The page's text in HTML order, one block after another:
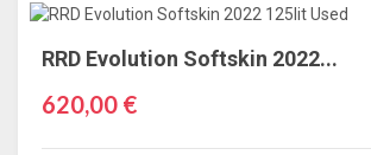
RRD Evolution Softskin 2022...
620,00 €